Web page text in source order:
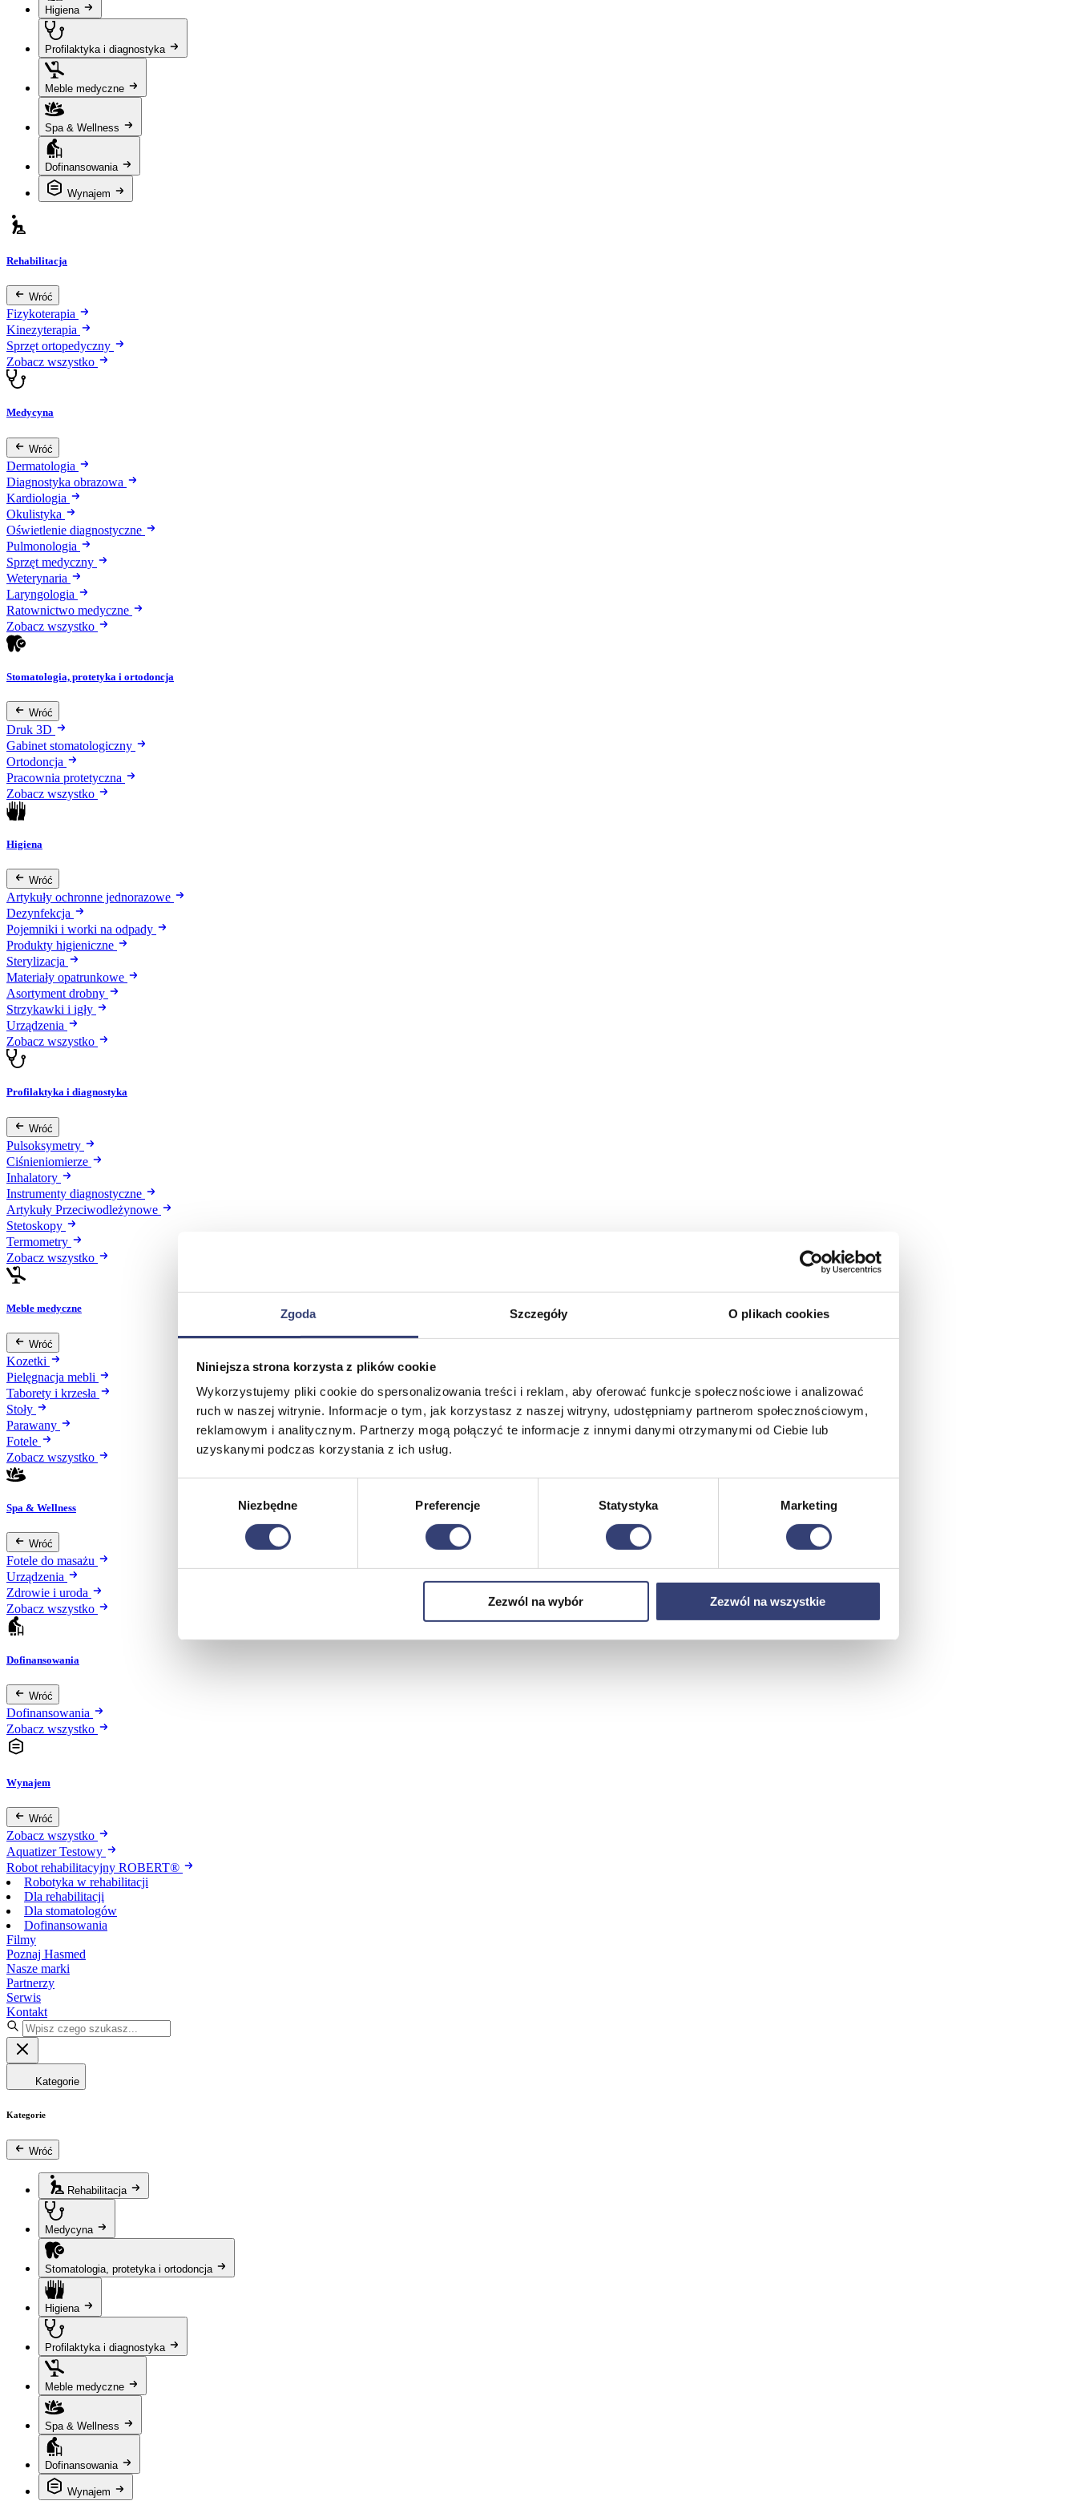
Zgoda Szczegóły O plikach cookies
Niniejsza strona korzysta z plików cookie
Wykorzystujemy pliki cookie do spersonalizowania treści i reklam, aby oferować funkcje społecznościowe i analizować
ruch w naszej witrynie. Informacje o tym, jak korzystasz z naszej witryny, udostępniamy partnerom społecznościowym,
reklamowym i analitycznym. Partnerzy mogą połączyć te informacje z innymi danymi otrzymanymi od Ciebie lub
uzyskanymi podczas korzystania z ich usług.
Niezbędne Preferencje Statystyka Marketing
Zezwól na wybór Zezwól na wszystkie
Higiena
Profilaktyka i diagnostyka
Meble medyczne
Spa & Wellness
Dofinansowania
Wynajem
Rehabilitacja
Wróć
Fizykoterapia
Kinezyterapia
Sprzęt ortopedyczny
Zobacz wszystko
Medycyna
Wróć
Dermatologia
Diagnostyka obrazowa
Kardiologia
Okulistyka
Oświetlenie diagnostyczne
Pulmonologia
Sprzęt medyczny
Weterynaria
Laryngologia
Ratownictwo medyczne
Zobacz wszystko
Stomatologia, protetyka i ortodoncja
Wróć
Druk 3D
Gabinet stomatologiczny
Ortodoncja
Pracownia protetyczna
Zobacz wszystko
Higiena
Wróć
Artykuły ochronne jednorazowe
Dezynfekcja
Pojemniki i worki na odpady
Produkty higieniczne
Sterylizacja
Materiały opatrunkowe
Asortyment drobny
Strzykawki i igły
Urządzenia
Zobacz wszystko
Profilaktyka i diagnostyka
Wróć
Pulsoksymetry
Ciśnieniomierze
Inhalatory
Instrumenty diagnostyczne
Artykuły Przeciwodleżynowe
Stetoskopy
Termometry
Zobacz wszystko
Meble medyczne
Wróć
Kozetki
Pielęgnacja mebli
Taborety i krzesła
Stoły
Parawany
Fotele
Zobacz wszystko
Spa & Wellness
Wróć
Fotele do masażu
Urządzenia
Zdrowie i uroda
Zobacz wszystko
Dofinansowania
Wróć
Dofinansowania
Zobacz wszystko
Wynajem
Wróć
Zobacz wszystko
Aquatizer Testowy
Robot rehabilitacyjny ROBERT®
Robotyka w rehabilitacji
Dla rehabilitacji
Dla stomatologów
Dofinansowania
Filmy
Poznaj Hasmed
Nasze marki
Partnerzy
Serwis
Kontakt
Kategorie
Kategorie
Wróć
Rehabilitacja
Medycyna
Stomatologia, protetyka i ortodoncja
Higiena
Profilaktyka i diagnostyka
Meble medyczne
Spa & Wellness
Dofinansowania
Wynajem